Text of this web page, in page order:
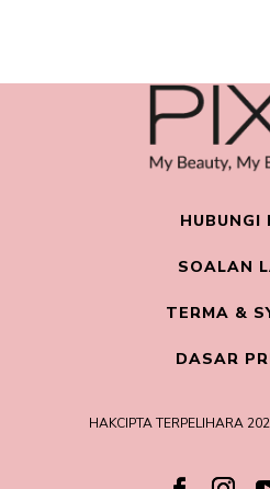
HUBUNGI
SOALAN
TERMA &
DASAR
HAKCIPTA TERPELIHARA